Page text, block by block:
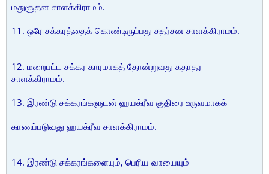
மதுசூதன சாளக்கிராமம்.
11. ஒரே சக்கரத்தைக் கொண்டிருப்பது சுதர்சன சாளக்கிராமம்.
12. மறைபட்ட சக்கர காரமாகத் தோன்றுவது கதாதர
சாளக்கிராமம்.
13. இரண்டு சக்கரங்களுடன் ஹயக்ரீவ குதிரை உருவமாகக்
காணப்படுவது ஹயக்ரீவ சாளக்கிராமம்.
14. இரண்டு சக்கரங்களையும், பெரிய வாயையும்